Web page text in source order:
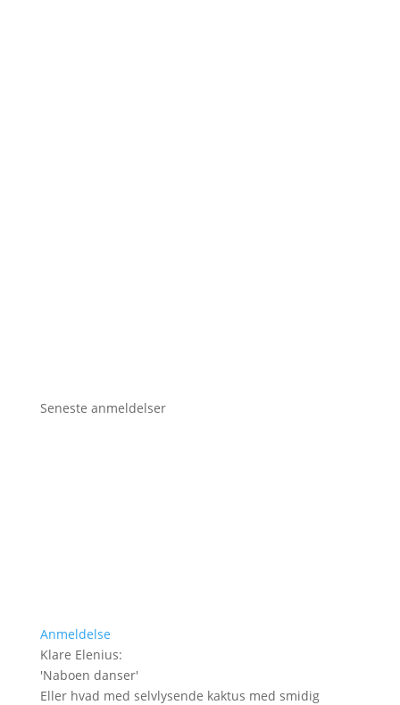
Seneste anmeldelser
Anmeldelse
Klare Elenius:
'Naboen danser'
Eller hvad med selvlysende kaktus med smidig